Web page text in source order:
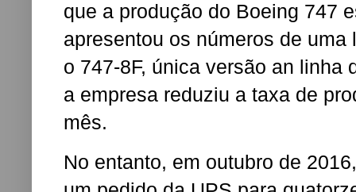
que a produção do Boeing 747
apresentou os números de
o 747-8F, única versão an linha
a empresa reduziu a taxa de
mês.
No entanto, em outubro de